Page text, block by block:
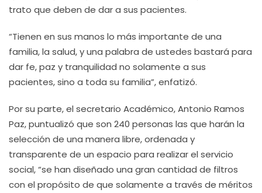
trato que deben de dar a sus pacientes.
“Tienen en sus manos lo más importante de una
familia, la salud, y una palabra de ustedes bastará para
dar fe, paz y tranquilidad no solamente a sus
pacientes, sino a toda su familia”, enfatizó.
Por su parte, el secretario Académico, Antonio Ramos
Paz, puntualizó que son 240 personas las que harán la
selección de una manera libre, ordenada y
transparente de un espacio para realizar el servicio
social, “se han diseñado una gran cantidad de filtros
con el propósito de que solamente a través de méritos